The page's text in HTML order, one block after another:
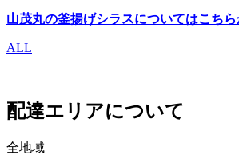
山茂丸の釜揚げシラスについてはこちら
ALL
配達エリアについて
全地域